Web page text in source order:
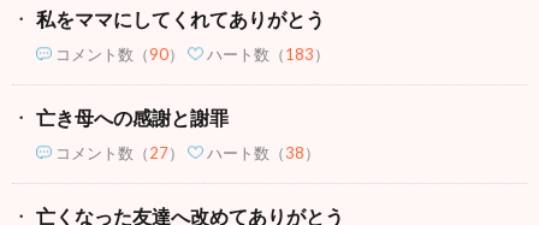
私をママにしてくれてありがとう
コメント数 （90） ハート数（183）
亡き母への感謝と謝罪
コメント数 （27） ハート数（38）
亡くなった友達へ改めてありがとう